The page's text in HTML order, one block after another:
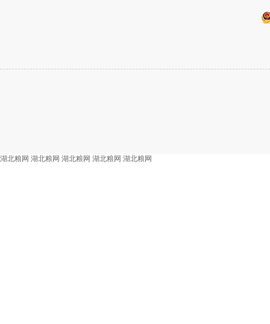
湖北粮网 湖北粮网 湖北粮网 湖北粮网 湖北粮网